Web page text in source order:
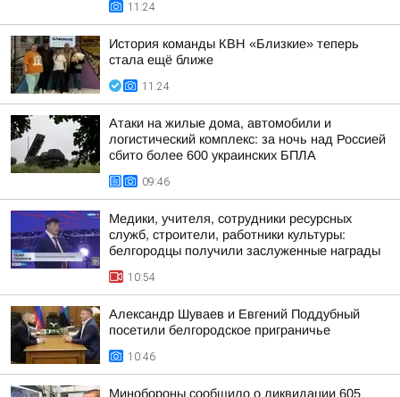
11:24
История команды КВН «Близкие» теперь
стала ещё ближе
11:24
Атаки на жилые дома, автомобили и
логистический комплекс: за ночь над Россией
сбито более 600 украинских БПЛА
09:46
Медики, учителя, сотрудники ресурсных
служб, строители, работники культуры:
белгородцы получили заслуженные награды
10:54
Александр Шуваев и Евгений Поддубный
посетили белгородское приграничье
10:46
Минобороны сообщило о ликвидации 605